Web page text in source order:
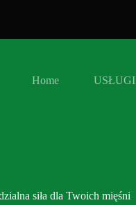
Home USŁUGI
siła dla Twoich mięśni